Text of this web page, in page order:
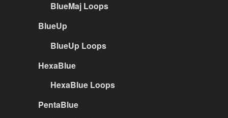
BlueMaj Loops
BlueUp
BlueUp Loops
HexaBlue
HexaBlue Loops
PentaBlue